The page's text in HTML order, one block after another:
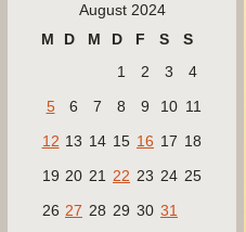
August 2024
M
D M D F S
S
1
2 3
4
5
6 7 8 9 10 11
12 13 14 15 16 17 18
19 20 21 22 23 24 25
26 27 28 29 30 31